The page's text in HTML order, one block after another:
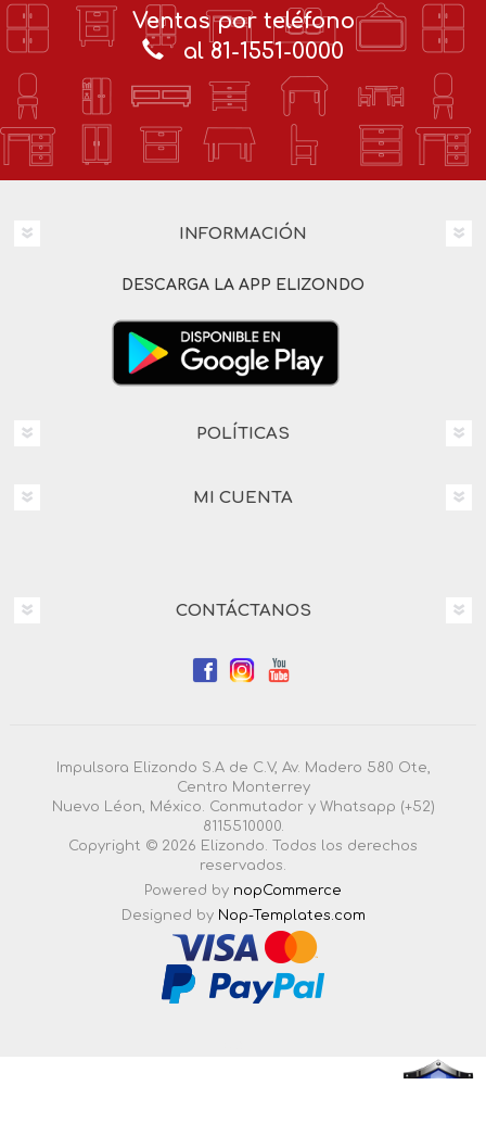
Ventas por teléfono
al 81-1551-0000
INFORMACIÓN
DESCARGA LA APP ELIZONDO
POLÍTICAS
MI CUENTA
CONTÁCTANOS
Impulsora Elizondo S.A de C.V, Av. Madero 580 Ote,
Centro Monterrey
Nuevo Léon, México. Conmutador y Whatsapp (+52)
8115510000.
Copyright © 2026 Elizondo. Todos los derechos
reservados.
Powered by nopCommerce
Designed by Nop-Templates.com